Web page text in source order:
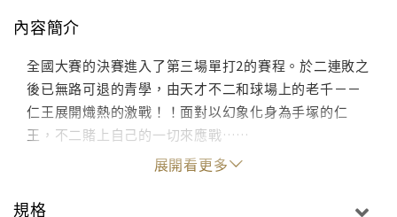
內容簡介
全國大賽的決賽進入了第三場單打2的賽程。於二連敗之
後已無路可退的青學，由天才不二和球場上的老千－－
仁王展開熾熱的激戰！！面對以幻象化身為手塚的仁
王，不二賭上自己的一切來應戰……
展開看更多
規格